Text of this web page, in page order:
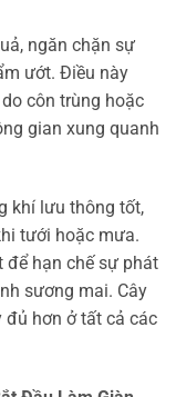
ngăn chặn sự
ướt. Điều này
côn trùng hoặc
gian xung quanh
khí lưu thông tốt,
tưới hoặc mưa.
để hạn chế sự phát
sương mai. Cây
hơn ở tất cả các